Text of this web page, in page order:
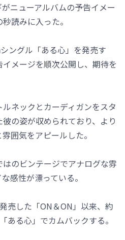
ニューアルバムの予告イメー
読みに入った。
ングル「ある心」を発売す
メージを順次公開し、期待を
ネックとカーディガンをスタ
の姿が収められており、より
囲気をアピールした。
のビンテージでアナログな雰
感性が漂っている。
売した「ON＆ON」以来、約
ある心」でカムバックする。